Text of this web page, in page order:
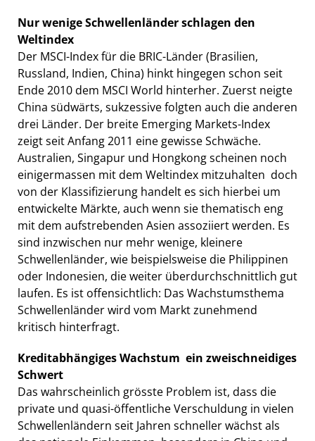
Nur wenige Schwellenländer schlagen den
Weltindex
Der MSCI-Index für die BRIC-Länder (Brasilien,
Russland, Indien, China) hinkt hingegen schon seit
Ende 2010 dem MSCI World hinterher. Zuerst neigte
China südwärts, sukzessive folgten auch die anderen
drei Länder. Der breite Emerging Markets-Index
zeigt seit Anfang 2011 eine gewisse Schwäche.
Australien, Singapur und Hongkong scheinen noch
einigermassen mit dem Weltindex mitzuhalten  doch
von der Klassifizierung handelt es sich hierbei um
entwickelte Märkte, auch wenn sie thematisch eng
mit dem aufstrebenden Asien assoziiert werden. Es
sind inzwischen nur mehr wenige, kleinere
Schwellenländer, wie beispielsweise die Philippinen
oder Indonesien, die weiter überdurchschnittlich gut
laufen. Es ist offensichtlich: Das Wachstumsthema
Schwellenländer wird vom Markt zunehmend
kritisch hinterfragt.
Kreditabhängiges Wachstum  ein zweischneidiges
Schwert
Das wahrscheinlich grösste Problem ist, dass die
private und quasi-öffentliche Verschuldung in vielen
Schwellenländern seit Jahren schneller wächst als